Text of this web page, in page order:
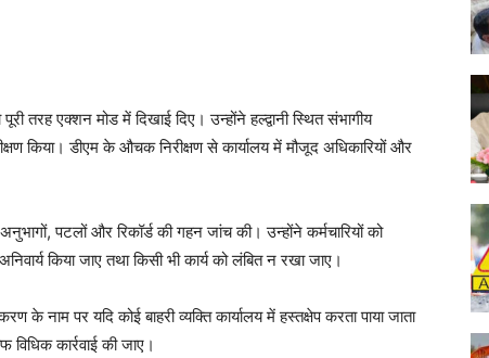
तरह एक्शन मोड में दिखाई दिए। उन्होंने हल्द्वानी स्थित संभागीय
किया। डीएम के औचक निरीक्षण से कार्यालय में मौजूद अधिकारियों और
पटलों और रिकॉर्ड की गहन जांच की। उन्होंने कर्मचारियों को
किया जाए तथा किसी भी कार्य को लंबित न रखा जाए।
नाम पर यदि कोई बाहरी व्यक्ति कार्यालय में हस्तक्षेप करता पाया जाता
कार्रवाई की जाए।